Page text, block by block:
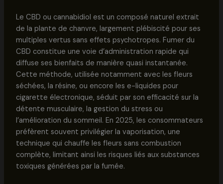
Le CBD ou cannabidiol est un composé naturel extrait
de la plante de chanvre, largement plébiscité pour ses
multiples vertus sans effets psychotropes. Fumer du
CBD constitue une voie d’administration rapide qui
diffuse ses bienfaits de manière quasi instantanée.
Cette méthode, utilisée notamment avec les fleurs
séchées, la résine, ou encore les e-liquides pour
cigarette électronique, séduit par son efficacité sur la
détente musculaire, la gestion du stress ou
l’amélioration du sommeil. En 2025, les consommateurs
préfèrent souvent privilégier la vaporisation, une
technique qui chauffe les fleurs sans combustion
complète, limitant ainsi les risques liés aux substances
toxiques générées par la fumée.